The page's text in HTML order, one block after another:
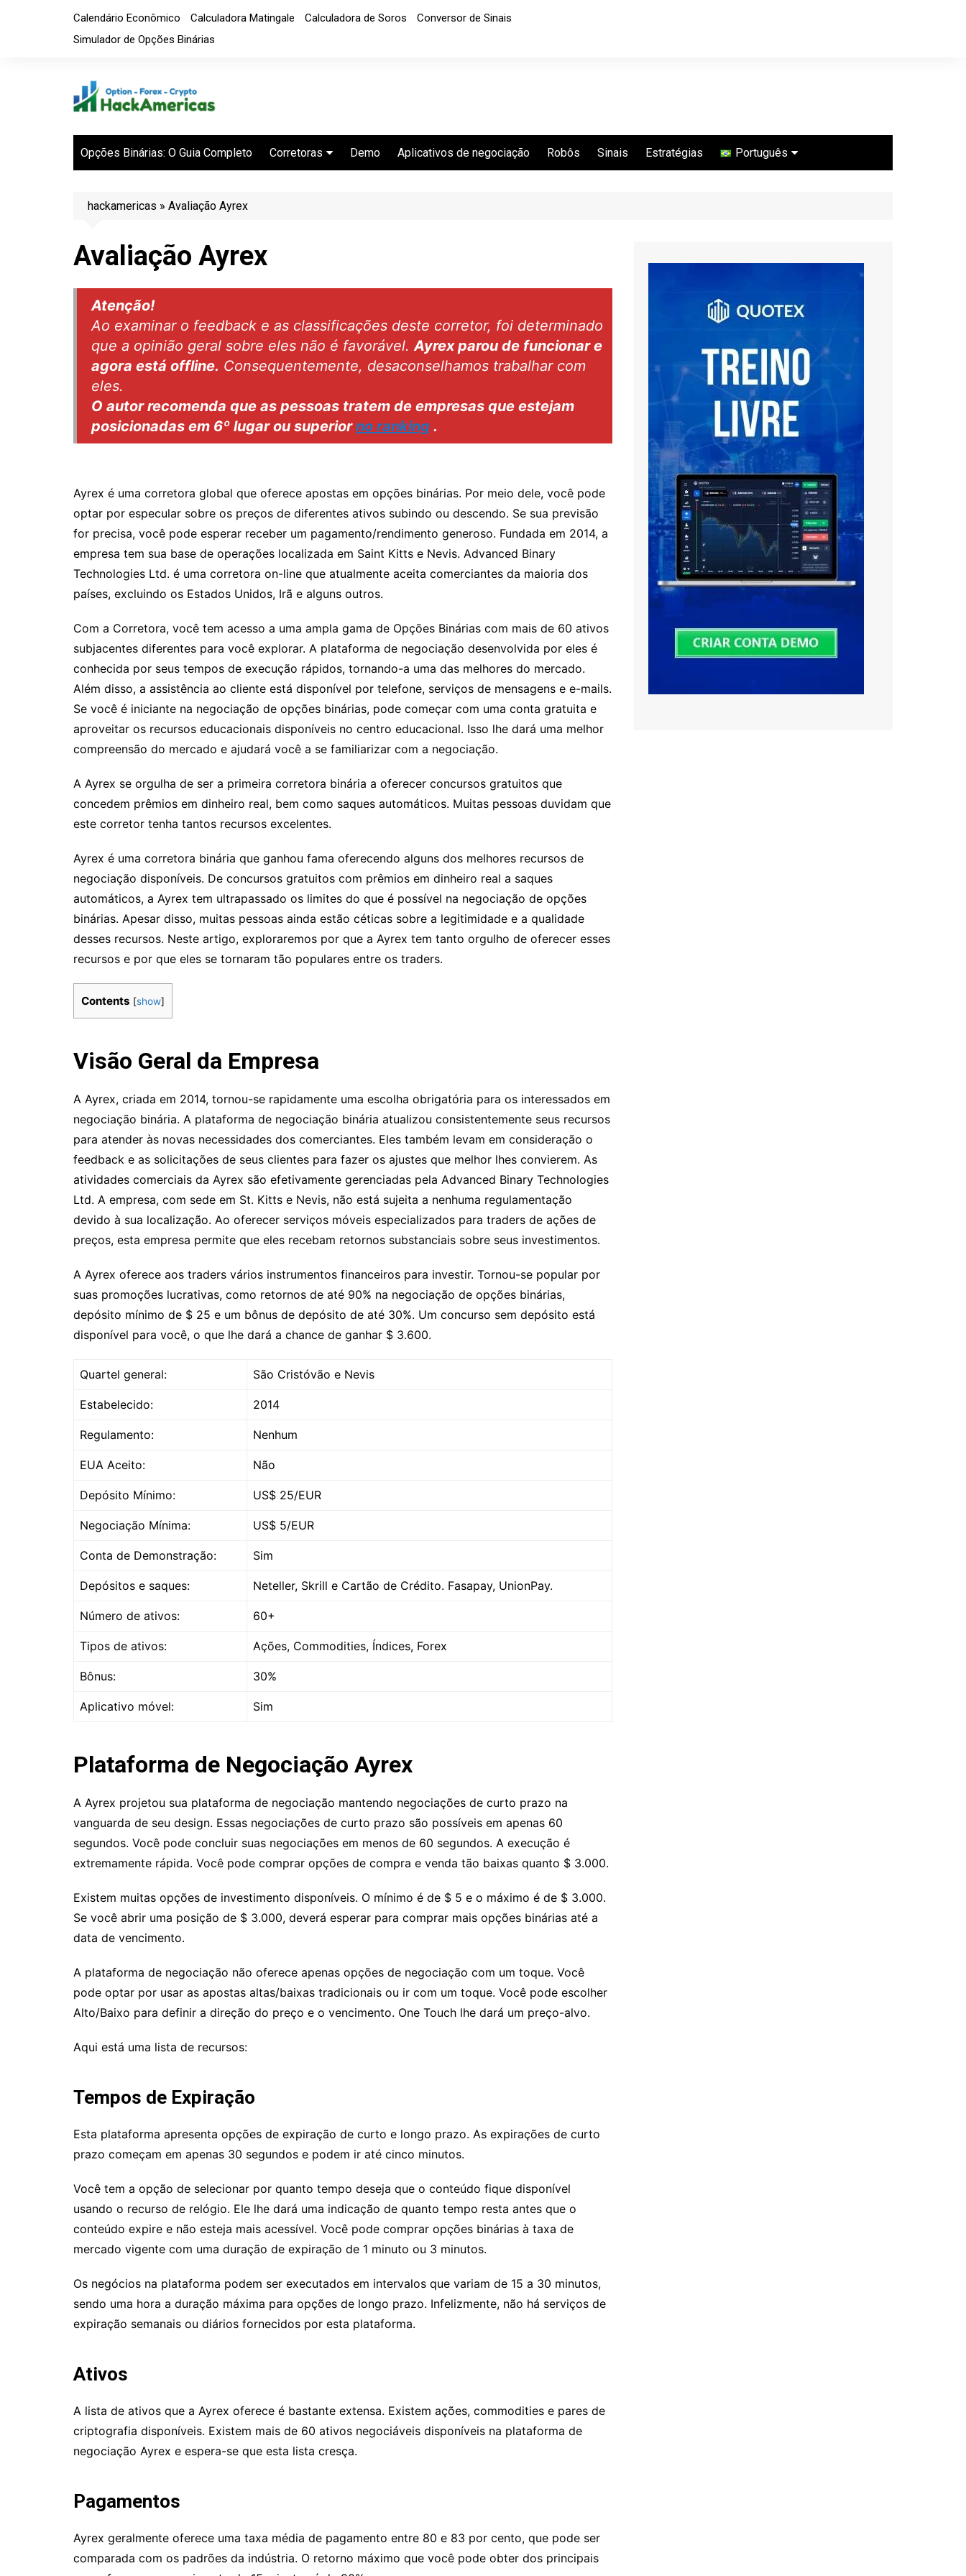
Calendário Econômico Calculadora Matingale Calculadora de Soros
Conversor de Sinais
Simulador de Opções Binárias
Opções Binárias: O Guia Completo Corretoras
Olymp Trade
Binarium
Videforex
Binbot Pro
Demo Aplicativos de negociação Robôs Sinais Estratégias Português
Türkçe
العربية
Tiếng Việt
中文 (中国)
Русский
日本語
한국어
বাংলা
हिन्दी
فارسی
اردو
Deutsch
Română
hackamericas » Avaliação Ayrex
Avaliação Ayrex
Atenção!
Ao examinar o feedback e as classificações deste corretor, foi determinado
que a opinião geral sobre eles não é favorável. Ayrex parou de funcionar e
agora está offline. Consequentemente, desaconselhamos trabalhar com
eles.
O autor recomenda que as pessoas tratem de empresas que estejam
posicionadas em 6º lugar ou superiorno ranking .
Ayrex é uma corretora global que oferece apostas em opções binárias. Por meio dele, você pode
optar por especular sobre os preços de diferentes ativos subindo ou descendo. Se sua previsão
for precisa, você pode esperar receber um pagamento/rendimento generoso. Fundada em 2014, a
empresa tem sua base de operações localizada em Saint Kitts e Nevis. Advanced Binary
Technologies Ltd. é uma corretora on-line que atualmente aceita comerciantes da maioria dos
países, excluindo os Estados Unidos, Irã e alguns outros.
Com a Corretora, você tem acesso a uma ampla gama de Opções Binárias com mais de 60 ativos
subjacentes diferentes para você explorar. A plataforma de negociação desenvolvida por eles é
conhecida por seus tempos de execução rápidos, tornando-a uma das melhores do mercado.
Além disso, a assistência ao cliente está disponível por telefone, serviços de mensagens e e-mails.
Se você é iniciante na negociação de opções binárias, pode começar com uma conta gratuita e
aproveitar os recursos educacionais disponíveis no centro educacional. Isso lhe dará uma melhor
compreensão do mercado e ajudará você a se familiarizar com a negociação.
A Ayrex se orgulha de ser a primeira corretora binária a oferecer concursos gratuitos que
concedem prêmios em dinheiro real, bem como saques automáticos. Muitas pessoas duvidam que
este corretor tenha tantos recursos excelentes.
Ayrex é uma corretora binária que ganhou fama oferecendo alguns dos melhores recursos de
negociação disponíveis. De concursos gratuitos com prêmios em dinheiro real a saques
automáticos, a Ayrex tem ultrapassado os limites do que é possível na negociação de opções
binárias. Apesar disso, muitas pessoas ainda estão céticas sobre a legitimidade e a qualidade
desses recursos. Neste artigo, exploraremos por que a Ayrex tem tanto orgulho de oferecer esses
recursos e por que eles se tornaram tão populares entre os traders.
Contents [show]
Visão Geral da Empresa
A Ayrex, criada em 2014, tornou-se rapidamente uma escolha obrigatória para os interessados em
negociação binária. A plataforma de negociação binária atualizou consistentemente seus recursos
para atender às novas necessidades dos comerciantes. Eles também levam em consideração o
feedback e as solicitações de seus clientes para fazer os ajustes que melhor lhes convierem. As
atividades comerciais da Ayrex são efetivamente gerenciadas pela Advanced Binary Technologies
Ltd. A empresa, com sede em St. Kitts e Nevis, não está sujeita a nenhuma regulamentação
devido à sua localização. Ao oferecer serviços móveis especializados para traders de ações de
preços, esta empresa permite que eles recebam retornos substanciais sobre seus investimentos.
A Ayrex oferece aos traders vários instrumentos financeiros para investir. Tornou-se popular por
suas promoções lucrativas, como retornos de até 90% na negociação de opções binárias,
depósito mínimo de $ 25 e um bônus de depósito de até 30%. Um concurso sem depósito está
disponível para você, o que lhe dará a chance de ganhar $ 3.600.
Quartel general: São Cristóvão e Nevis
Estabelecido: 2014
Regulamento: Nenhum
EUA Aceito: Não
Depósito Mínimo: US$ 25/EUR
Negociação Mínima: US$ 5/EUR
Conta de Demonstração: Sim
Depósitos e saques: Neteller, Skrill e Cartão de Crédito. Fasapay, UnionPay.
Número de ativos: 60+
Tipos de ativos: Ações, Commodities, Índices, Forex
Bônus: 30%
Aplicativo móvel: Sim
Plataforma de Negociação Ayrex
A Ayrex projetou sua plataforma de negociação mantendo negociações de curto prazo na
vanguarda de seu design. Essas negociações de curto prazo são possíveis em apenas 60
segundos. Você pode concluir suas negociações em menos de 60 segundos. A execução é
extremamente rápida. Você pode comprar opções de compra e venda tão baixas quanto $ 3.000.
Existem muitas opções de investimento disponíveis. O mínimo é de $ 5 e o máximo é de $ 3.000.
Se você abrir uma posição de $ 3.000, deverá esperar para comprar mais opções binárias até a
data de vencimento.
A plataforma de negociação não oferece apenas opções de negociação com um toque. Você
pode optar por usar as apostas altas/baixas tradicionais ou ir com um toque. Você pode escolher
Alto/Baixo para definir a direção do preço e o vencimento. One Touch lhe dará um preço-alvo.
Aqui está uma lista de recursos:
Tempos de Expiração
Esta plataforma apresenta opções de expiração de curto e longo prazo. As expirações de curto
prazo começam em apenas 30 segundos e podem ir até cinco minutos.
Você tem a opção de selecionar por quanto tempo deseja que o conteúdo fique disponível
usando o recurso de relógio. Ele lhe dará uma indicação de quanto tempo resta antes que o
conteúdo expire e não esteja mais acessível. Você pode comprar opções binárias à taxa de
mercado vigente com uma duração de expiração de 1 minuto ou 3 minutos.
Os negócios na plataforma podem ser executados em intervalos que variam de 15 a 30 minutos,
sendo uma hora a duração máxima para opções de longo prazo. Infelizmente, não há serviços de
expiração semanais ou diários fornecidos por esta plataforma.
Ativos
A lista de ativos que a Ayrex oferece é bastante extensa. Existem ações, commodities e pares de
criptografia disponíveis. Existem mais de 60 ativos negociáveis disponíveis na plataforma de
negociação Ayrex e espera-se que esta lista cresça.
Pagamentos
Ayrex geralmente oferece uma taxa média de pagamento entre 80 e 83 por cento, que pode ser
comparada com os padrões da indústria. O retorno máximo que você pode obter dos principais